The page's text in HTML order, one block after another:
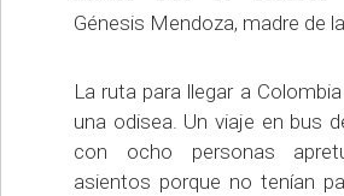
Génesis Mendoza, madre de
La ruta para llegar a
una odisea. Un viaje en bus
con ocho personas
asientos porque no tenían